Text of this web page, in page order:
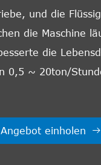
und die
die Maschine
die
0,5 ~ 20ton/
Angebot einholen 